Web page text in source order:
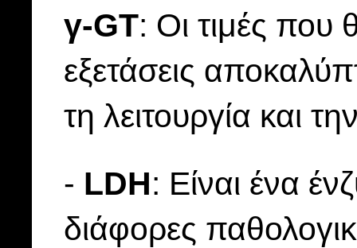
γ-GT: Oι τιμές
εξετάσεις
τη λειτουργία και
- LDH: Είναι ένα
διάφορες